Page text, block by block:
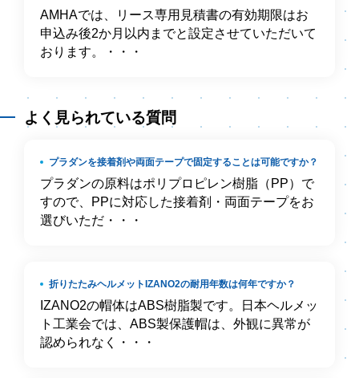
AMHAでは、リース専用見積書の有効期限はお
申込み後2か月以内までと設定させていただいて
おります。・・・
よく見られている質問
プラダンを接着剤や両面テープで固定することは可能ですか？
プラダンの原料はポリプロピレン樹脂（PP）で
すので、PPに対応した接着剤・両面テープをお
選びいただ・・・
折りたたみヘルメットIZANO2の耐用年数は何年ですか？
IZANO2の帽体はABS樹脂製です。日本ヘルメッ
ト工業会では、ABS製保護帽は、外観に異常が
認められなく・・・